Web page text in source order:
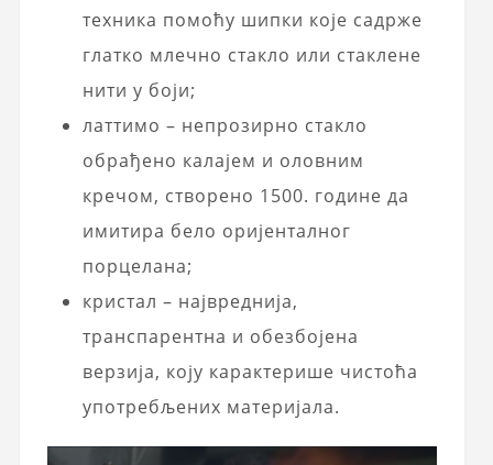
техника помоћу шипки које садрже
глатко млечно стакло или стаклене
нити у боји;
латтимо – непрозирно стакло
обрађено калајем и оловним
кречом, створено 1500. године да
имитира бело оријенталног
порцелана;
кристал – највреднија,
транспарентна и обезбојена
верзија, коју карактерише чистоћа
употребљених материјала.